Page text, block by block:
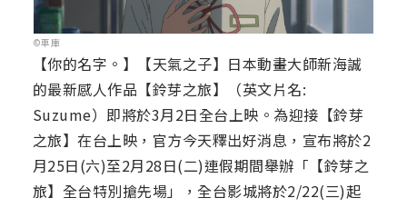
©車庫
【你的名字。】【天氣之子】日本動畫大師新海誠
的最新感人作品【鈴芽之旅】（英文片名:
Suzume）即將於3月2日全台上映。為迎接【鈴芽
之旅】在台上映，官方今天釋出好消息，宣布將於2
月25日(六)至2月28日(二)連假期間舉辦「【鈴芽之
旅】全台特別搶先場」，全台影城將於2/22(三)起